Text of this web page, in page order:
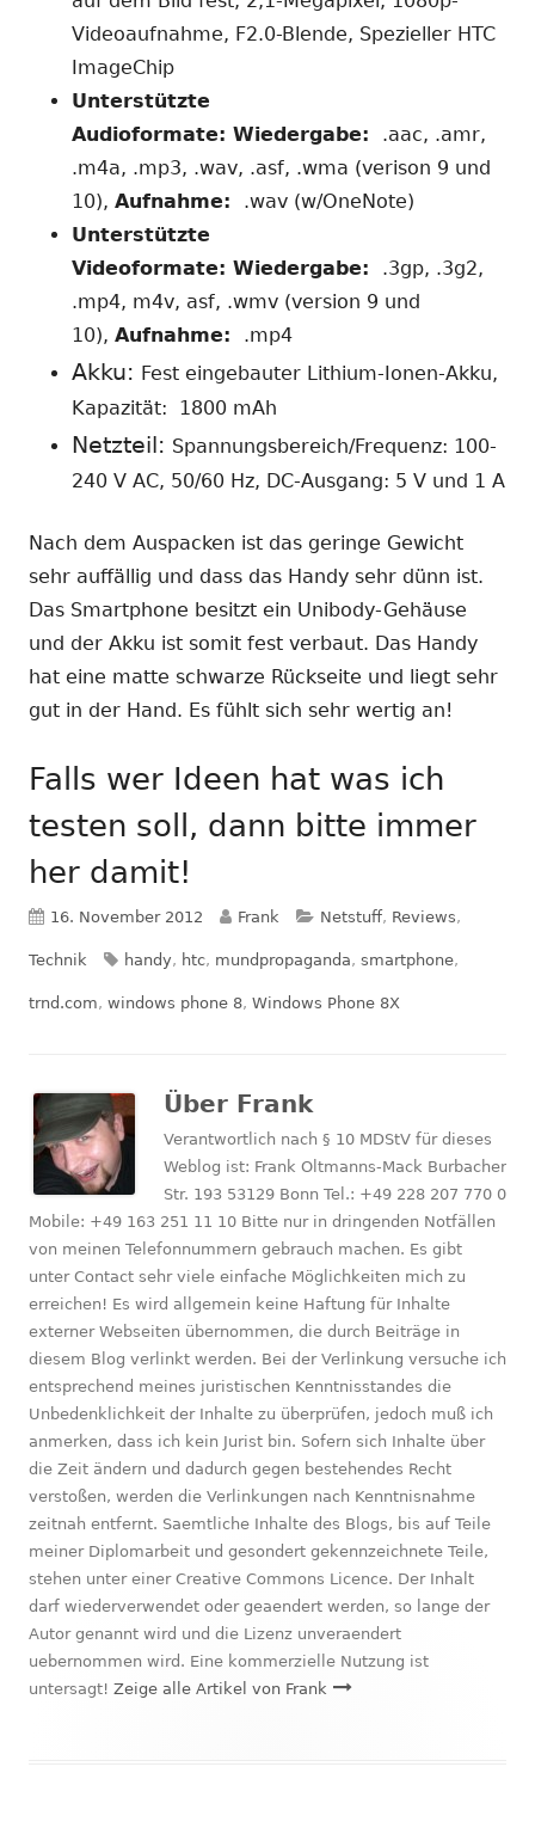
Videoaufnahme, F2.0-Blende, Spezieller HTC
ImageChip
Unterstützte
Audioformate: Wiedergabe:
.aac, .amr,
.m4a, .mp3, .wav, .asf, .wma (verison 9 und
10), Aufnahme:
.wav (w/OneNote)
Unterstützte
Videoformate: Wiedergabe:
.3gp, .3g2,
.mp4, m4v, asf, .wmv (version 9 und
10), Aufnahme: .mp4
Akku: Fest eingebauter Lithium-Ionen-Akku,
Kapazität: 1800 mAh
Netzteil: Spannungsbereich/Frequenz: 100-
240 V AC, 50/60 Hz, DC-Ausgang: 5 V und 1 A
Nach dem Auspacken ist das geringe Gewicht
sehr auffällig und dass das Handy sehr dünn ist.
Das Smartphone besitzt ein Unibody-Gehäuse
und der Akku ist somit fest verbaut. Das Handy
hat eine matte schwarze Rückseite und liegt sehr
gut in der Hand. Es fühlt sich sehr wertig an!
Falls wer Ideen hat was ich
testen soll, dann bitte immer
her damit!
Veröffentlicht
am
16. November 2012 Autor
Frank Kategorien
Netstuff, Reviews,
Technik Schlagwörter
handy, htc, mundpropaganda, smartphone,
trnd.com, windows phone 8, Windows Phone 8X
Über Frank
Verantwortlich nach § 10 MDStV für dieses
Weblog ist: Frank Oltmanns-Mack Burbacher
Str. 193 53129 Bonn Tel.: +49 228 207 770 0
Mobile: +49 163 251 11 10 Bitte nur in dringenden Notfällen
von meinen Telefonnummern gebrauch machen. Es gibt
unter Contact sehr viele einfache Möglichkeiten mich zu
erreichen! Es wird allgemein keine Haftung für Inhalte
externer Webseiten übernommen, die durch Beiträge in
diesem Blog verlinkt werden. Bei der Verlinkung versuche ich
entsprechend meines juristischen Kenntnisstandes die
Unbedenklichkeit der Inhalte zu überprüfen, jedoch muß ich
anmerken, dass ich kein Jurist bin. Sofern sich Inhalte über
die Zeit ändern und dadurch gegen bestehendes Recht
verstoßen, werden die Verlinkungen nach Kenntnisnahme
zeitnah entfernt. Saemtliche Inhalte des Blogs, bis auf Teile
meiner Diplomarbeit und gesondert gekennzeichnete Teile,
stehen unter einer Creative Commons Licence. Der Inhalt
darf wiederverwendet oder geaendert werden, so lange der
Autor genannt wird und die Lizenz unveraendert
uebernommen wird. Eine kommerzielle Nutzung ist
untersagt! Zeige alle Artikel von Frank